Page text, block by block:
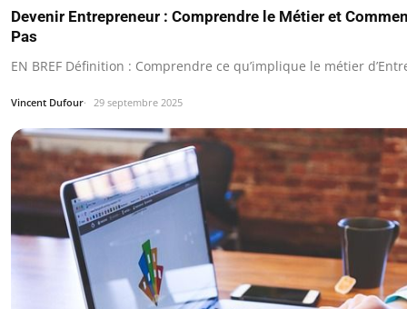
Devenir Entrepreneur : Comprendre le Métier et
Pas
EN BREF Définition : Comprendre ce qu’implique le métier
Vincent Dufour 29 septembre 2025